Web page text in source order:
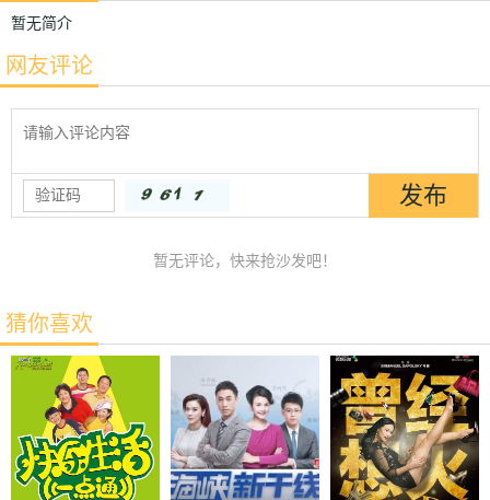
暂无简介
网友评论
暂无评论，快来抢沙发吧！
猜你喜欢